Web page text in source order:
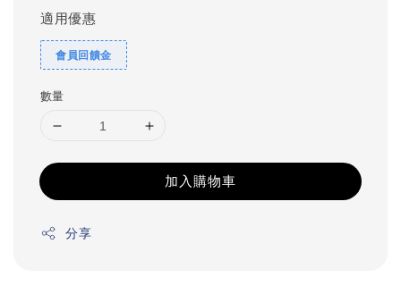
適用優惠
會員回饋金
數量
加入購物車
分享